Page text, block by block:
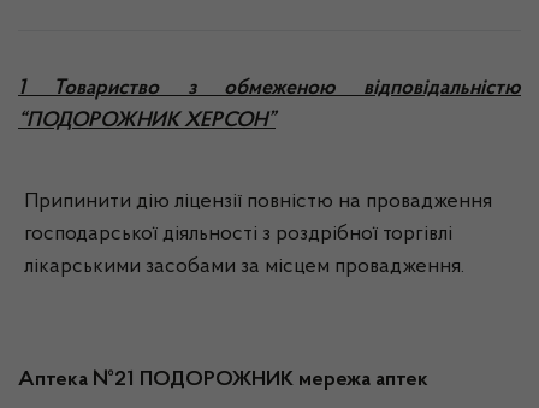
1 Товариство з обмеженою відповідальністю
“ПОДОРОЖНИК ХЕРСОН”
Припинити дію ліцензії повністю на провадження
господарської діяльності з роздрібної торгівлі
лікарськими засобами за місцем провадження.
Аптека №21 ПОДОРОЖНИК мережа аптек